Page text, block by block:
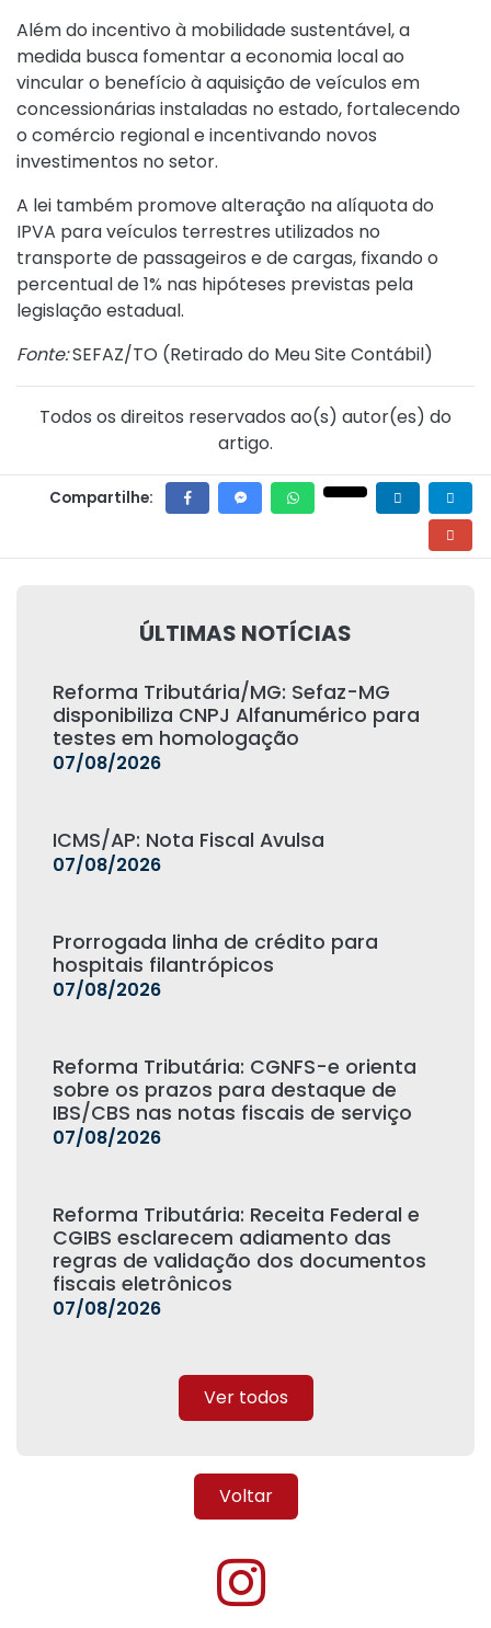
Além do incentivo à mobilidade sustentável, a
medida busca fomentar a economia local ao
vincular o benefício à aquisição de veículos em
concessionárias instaladas no estado, fortalecendo
o comércio regional e incentivando novos
investimentos no setor.
A lei também promove alteração na alíquota do
IPVA para veículos terrestres utilizados no
transporte de passageiros e de cargas, fixando o
percentual de 1% nas hipóteses previstas pela
legislação estadual.
Fonte:SEFAZ/TO (Retirado do Meu Site Contábil)
Todos os direitos reservados ao(s) autor(es) do
artigo.
Compartilhe:
ÚLTIMAS NOTÍCIAS
Reforma Tributária/MG: Sefaz-MG
disponibiliza CNPJ Alfanumérico para
testes em homologação
07/08/2026
ICMS/AP: Nota Fiscal Avulsa
07/08/2026
Prorrogada linha de crédito para
hospitais filantrópicos
07/08/2026
Reforma Tributária: CGNFS-e orienta
sobre os prazos para destaque de
IBS/CBS nas notas fiscais de serviço
07/08/2026
Reforma Tributária: Receita Federal e
CGIBS esclarecem adiamento das
regras de validação dos documentos
fiscais eletrônicos
07/08/2026
Ver todos
Voltar